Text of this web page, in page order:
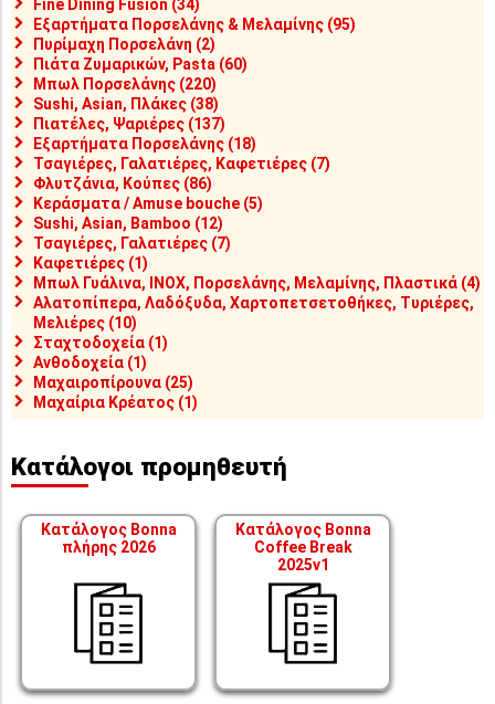
Fine Dining Fusion (34)
Εξαρτήματα Πορσελάνης & Μελαμίνης (95)
Πυρίμαχη Πορσελάνη (2)
Πιάτα Ζυμαρικών, Pasta (60)
Μπωλ Πορσελάνης (220)
Sushi, Asian, Πλάκες (38)
Πιατέλες, Ψαριέρες (137)
Εξαρτήματα Πορσελάνης (18)
Τσαγιέρες, Γαλατιέρες, Καφετιέρες (7)
Φλυτζάνια, Κούπες (86)
Κεράσματα / Amuse bouche (5)
Sushi, Asian, Bamboo (12)
Τσαγιέρες, Γαλατιέρες (7)
Καφετιέρες (1)
Μπωλ Γυάλινα, INOX, Πορσελάνης, Μελαμίνης, Πλαστικά (4)
Αλατοπίπερα, Λαδόξυδα, Χαρτοπετσετοθήκες, Τυριέρες,
Μελιέρες (10)
Σταχτοδοχεία (1)
Ανθοδοχεία (1)
Μαχαιροπίρουνα (25)
Μαχαίρια Κρέατος (1)
Κατάλογοι προμηθευτή
Κατάλογος Bonna
πλήρης 2026
Κατάλογος Bonna
Coffee Break
2025v1